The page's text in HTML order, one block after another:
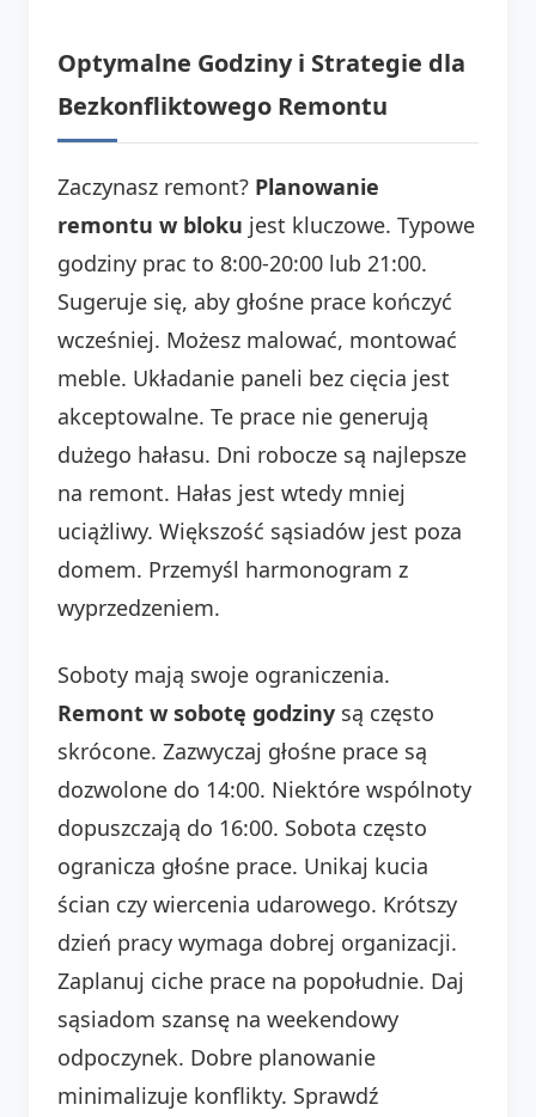
Optymalne Godziny i Strategie dla
Bezkonfliktowego Remontu
Zaczynasz remont? Planowanie
remontu w bloku jest kluczowe. Typowe
godziny prac to 8:00-20:00 lub 21:00.
Sugeruje się, aby głośne prace kończyć
wcześniej. Możesz malować, montować
meble. Układanie paneli bez cięcia jest
akceptowalne. Te prace nie generują
dużego hałasu. Dni robocze są najlepsze
na remont. Hałas jest wtedy mniej
uciążliwy. Większość sąsiadów jest poza
domem. Przemyśl harmonogram z
wyprzedzeniem.
Soboty mają swoje ograniczenia.
Remont w sobotę godziny są często
skrócone. Zazwyczaj głośne prace są
dozwolone do 14:00. Niektóre wspólnoty
dopuszczają do 16:00. Sobota często
ogranicza głośne prace. Unikaj kucia
ścian czy wiercenia udarowego. Krótszy
dzień pracy wymaga dobrej organizacji.
Zaplanuj ciche prace na popołudnie. Daj
sąsiadom szansę na weekendowy
odpoczynek. Dobre planowanie
minimalizuje konflikty. Sprawdź